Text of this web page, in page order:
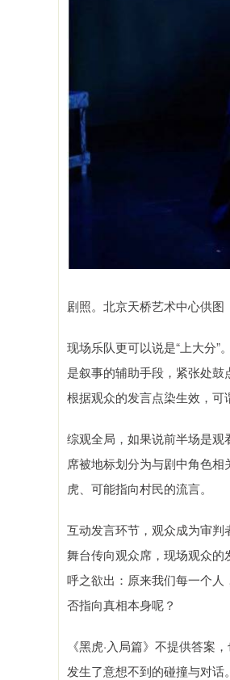
剧照。北京天桥艺术中心供图
现场乐队更可以说是“上大分
是叙事的辅助手段，紧张处
根据观众的发言点染生效，可
综观全局，如果说前半场是观
席被地标划分为与剧中角色
虎、可能指向村民的流言。
互动发言环节，观众成为审
舞台传向观众席，现场观众
呼之欲出：原来我们每一个
否指向真相本身呢？
《黑虎·入局篇》不提供答案
发生了意想不到的碰撞与对话